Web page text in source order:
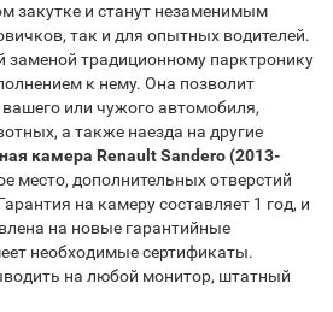
закутке и станут незаменимым
так и для опытных водителей.
заменой традиционному парктронику
к нему. Она позволит
или чужого автомобиля,
а также наезда на другие
камера Renault Sandero (2013-
место, дополнительных отверстий
на камеру составляет 1 год, и
на новые гарантийные
необходимые сертификаты.
на любой монитор, штатный